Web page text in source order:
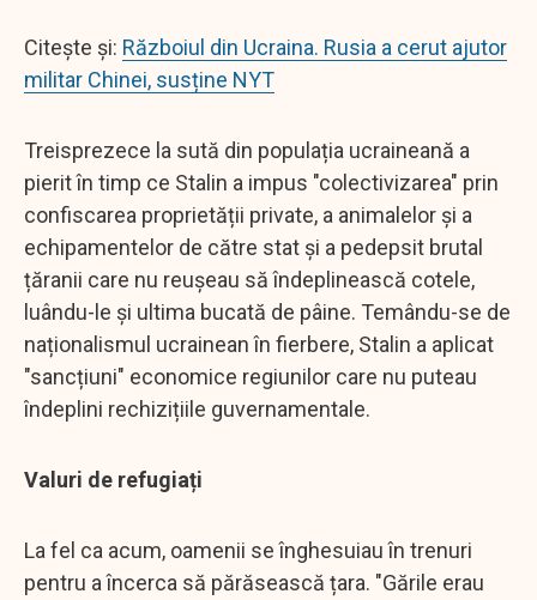
Citește și: Războiul din Ucraina. Rusia a cerut ajutor
militar Chinei, susține NYT
Treisprezece la sută din populația ucraineană a
pierit în timp ce Stalin a impus "colectivizarea" prin
confiscarea proprietății private, a animalelor și a
echipamentelor de către stat și a pedepsit brutal
țăranii care nu reușeau să îndeplinească cotele,
luându-le și ultima bucată de pâine. Temându-se de
naționalismul ucrainean în fierbere, Stalin a aplicat
"sancțiuni" economice regiunilor care nu puteau
îndeplini rechizițiile guvernamentale.
Valuri de refugiați
La fel ca acum, oamenii se înghesuiau în trenuri
pentru a încerca să părăsească țara. "Gările erau